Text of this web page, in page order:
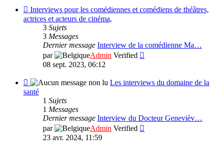
Flux
-
Interviews
comédiennes
comédiens
de
théâtres,
actrices
acteurs
cinéma,
Interviews pour les comédiennes et comédiens de théâtres,
actrices et acteurs de cinéma,
3 Sujets
3 Messages
Dernier message Interview de la comédienne Ma…
par
Admin Verified
message
08 sept. 2023, 06:12
Flux
-
interviews
Les interviews du domaine de la
santé
1 Sujets
1 Messages
Dernier message Interview du Docteur Genevièv…
par
Admin Verified
23 avr. 2024, 11:59